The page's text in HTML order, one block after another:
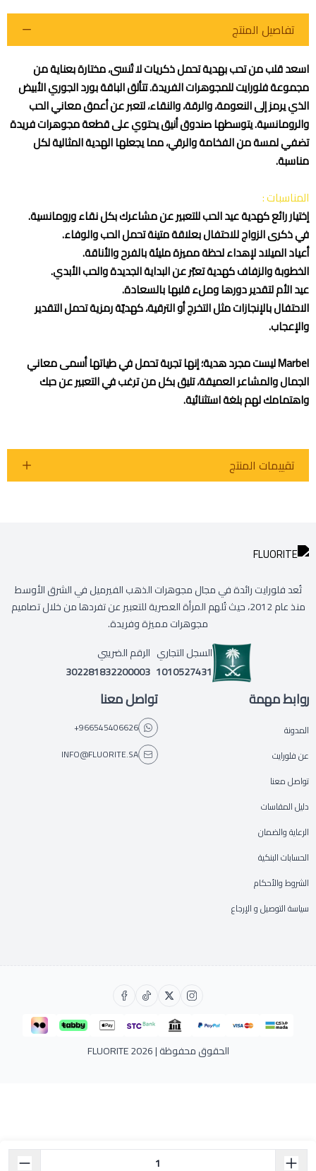
اطلب المنتج
تفاصيل المنتج
اسعد قلب من تحب بهدية تحمل ذكريات لا تُنسى، مختارة بعناية من
مجموعة فلورايت للمجوهرات الفريدة. تتألق الباقة بورد الجوري الأبيض
الذي يرمز إلى النعومة، والرقة، والنقاء، لتعبر عن أعمق معاني الحب
والرومانسية. يتوسطها صندوق أنيق يحتوي على قطعة مجوهرات فريدة
تضفي لمسة من الفخامة والرقي، مما يجعلها الهدية المثالية لكل
مناسبة.
المناسبات :
إختيار رائع كهدية عيد الحب للتعبير عن مشاعرك بكل نقاء ورومانسية.
في ذكرى الزواج للاحتفال بعلاقة متينة تحمل الحب والوفاء.
أعياد الميلاد لإهداء لحظة مميزة مليئة بالفرح والأناقة.
الخطوبة والزفاف كهدية تعبّر عن البداية الجديدة والحب الأبدي.
عيد الأم لتقدير دورها وملء قلبها بالسعادة.
الاحتفال بالإنجازات مثل التخرج أو الترقية، كهديّة رمزية تحمل التقدير
والإعجاب.
Marbel ليست مجرد هدية؛ إنها تجربة تحمل في طياتها أسمى معاني
الجمال والمشاعر العميقة، تليق بكل من ترغب في التعبير عن حبك
واهتمامك لهم بلغة استثنائية.
تقييمات المنتج
تُعد فلورايت رائدة في مجال مجوهرات الذهب الفيرميل في الشرق الأوسط
منذ عام 2012، حيث تُلهم المرأة العصرية للتعبير عن تفردها من خلال تصاميم
مجوهرات مميزة وفريدة.
السجل التجاري
1010527431
الرقم الضريبي
302281832200003
روابط مهمة
المدونة
عن فلورايت
تواصل معنا
دليل المقاسات
الرعاية والضمان
الحسابات البنكية
الشروط والأحكام
سياسة التوصيل و الإرجاع
تواصل معنا
+966545406626
INFO@FLUORITE.SA
الحقوق محفوظة | 2026 FLUORITE